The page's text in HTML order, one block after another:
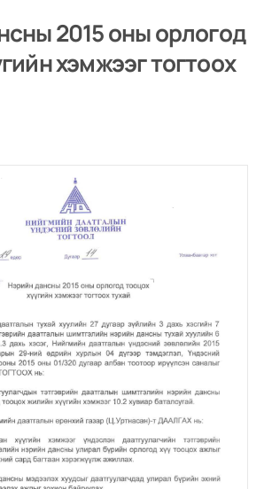
2015 оны орлогод
хэмжээг тогтоох